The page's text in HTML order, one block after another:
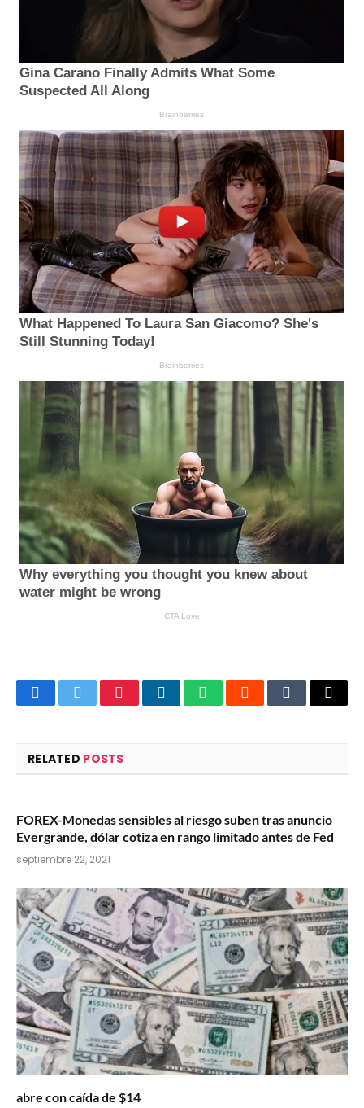
FacebookTwitterPinterestLinkedInWhatsAppRedditTumblrEmail
RELATED POSTS
FOREX-Monedas sensibles al riesgo suben tras anuncio
Evergrande, dólar cotiza en rango limitado antes de Fed
septiembre 22, 2021
abre con caída de $14